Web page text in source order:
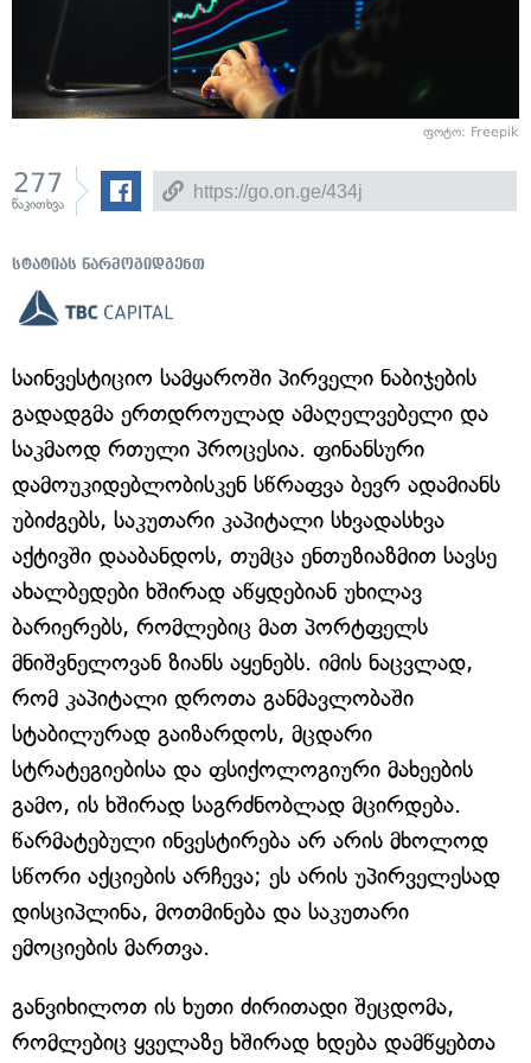
ფოტო: Freepik
277
წაკითხვა
სტატიას წარმოგიდგენთ
საინვესტიციო სამყაროში პირველი ნაბიჯების
გადადგმა ერთდროულად ამაღელვებელი და
საკმაოდ რთული პროცესია. ფინანსური
დამოუკიდებლობისკენ სწრაფვა ბევრ ადამიანს
უბიძგებს, საკუთარი კაპიტალი სხვადასხვა
აქტივში დააბანდოს, თუმცა ენთუზიაზმით სავსე
ახალბედები ხშირად აწყდებიან უხილავ
ბარიერებს, რომლებიც მათ პორტფელს
მნიშვნელოვან ზიანს აყენებს. იმის ნაცვლად,
რომ კაპიტალი დროთა განმავლობაში
სტაბილურად გაიზარდოს, მცდარი
სტრატეგიებისა და ფსიქოლოგიური მახეების
გამო, ის ხშირად საგრძნობლად მცირდება.
წარმატებული ინვესტირება არ არის მხოლოდ
სწორი აქციების არჩევა; ეს არის უპირველესად
დისციპლინა, მოთმინება და საკუთარი
ემოციების მართვა.
განვიხილოთ ის ხუთი ძირითადი შეცდომა,
რომლებიც ყველაზე ხშირად ხდება დამწყებთა